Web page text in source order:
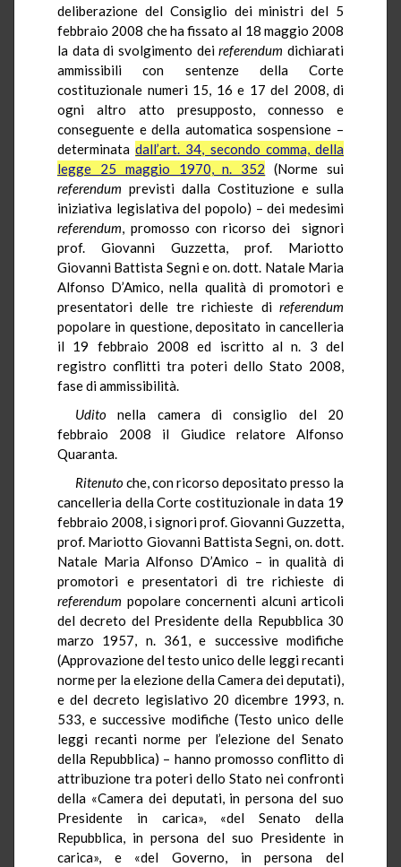
deliberazione del Consiglio dei ministri del 5
febbraio 2008 che ha fissato al 18 maggio 2008
la data di svolgimento deireferendum dichiarati
ammissibili con sentenze della Corte
costituzionale numeri 15, 16 e 17 del 2008, di
ogni altro atto presupposto, connesso e
conseguente e della automatica sospensione –
determinatadall’art. 34, secondo comma, della
legge 25 maggio 1970, n. 352 (Norme sui
referendum previsti dalla Costituzione e sulla
iniziativa legislativa del popolo) – dei medesimi
referendum, promosso con ricorso dei signori
prof. Giovanni Guzzetta, prof. Mariotto
Giovanni Battista Segni e on. dott. Natale Maria
Alfonso D’Amico, nella qualità di promotori e
presentatori delle tre richieste di referendum
popolare in questione, depositato in cancelleria
il 19 febbraio 2008 ed iscritto al n. 3 del
registro conflitti tra poteri dello Stato 2008,
fase di ammissibilità.
Uditonella camera di consiglio del 20
febbraio 2008 il Giudice relatore Alfonso
Quaranta.
Ritenutoche, con ricorso depositato presso la
cancelleria della Corte costituzionale in data 19
febbraio 2008, i signori prof. Giovanni Guzzetta,
prof. Mariotto Giovanni Battista Segni, on. dott.
Natale Maria Alfonso D’Amico – in qualità di
promotori e presentatori di tre richieste di
referendum popolare concernenti alcuni articoli
del decreto del Presidente della Repubblica 30
marzo 1957, n. 361, e successive modifiche
(Approvazione del testo unico delle leggi recanti
norme per la elezione della Camera dei deputati),
e del decreto legislativo 20 dicembre 1993, n.
533, e successive modifiche (Testo unico delle
leggi recanti norme per l’elezione del Senato
della Repubblica) – hanno promosso conflitto di
attribuzione tra poteri dello Stato nei confronti
della «Camera dei deputati, in persona del suo
Presidente in carica», «del Senato della
Repubblica, in persona del suo Presidente in
carica», e «del Governo, in persona del